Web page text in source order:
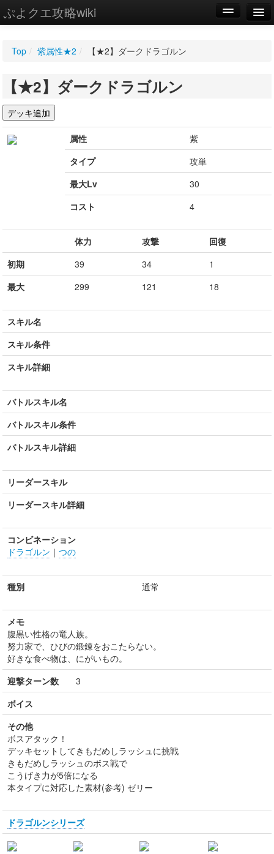
ぷよクエ攻略wiki
WIKI
設定
Top / 紫属性★2 / 【★2】ダークドラゴルン
【★2】ダークドラゴルン
属性
紫
タイプ
攻単
最大Lv
30
コスト
4
体力 攻撃
回復
初期
39 34
1
最大
299 121 18
スキル名
スキル条件
スキル詳細
バトルスキル名
バトルスキル条件
バトルスキル詳細
リーダースキル
リーダースキル詳細
コンビネーション
ドラゴルン ｜ つの
種別 通常
メモ
腹黒い性格の竜人族。
努力家で、ひびの鍛錬をおこたらない。
好きな食べ物は、にがいもの。
迎撃ターン数 3
ボイス
その他
ボスアタック！
デッキセットしてきもだめしラッシュに挑戦
きもだめしラッシュのボス戦で
こうげき力が5倍になる
本タイプに対応した素材(参考) ゼリー
ドラゴルンシリーズ